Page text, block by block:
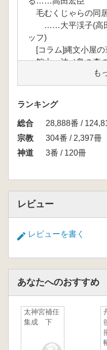
毛むくじゃらの同
……大平渓子(高田
ッフ)
[コラム]縄文小屋
館山・沖ノ島の森
……竹内聖一(NPO
鑑定団代表)
館山まるごと博物
舎
……池田恵美子
ォーラム共同代表)
リングワンデルン
森と……養老孟司(解
イヤシロチと無機
材(株)特別顧問)
礫を活用した河川
陽一(水工水理学)
[コラム]江戸時代の
惑星的ケアと有機
について……中島岳志
コモンズと有機土
も
ランキング
総合
28,888番 /
宗教
304番 / 2,397冊
神道
3番 / 120冊
レビュー
レビューを書く
あなたへのおすすめ
太神宮補任
集成 下